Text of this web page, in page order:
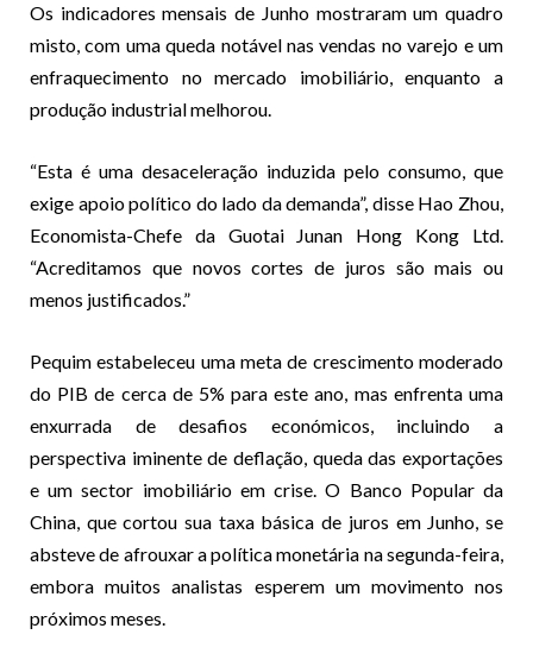
Os indicadores mensais de Junho mostraram um quadro
misto, com uma queda notável nas vendas no varejo e um
enfraquecimento no mercado imobiliário, enquanto a
produção industrial melhorou.
“Esta é uma desaceleração induzida pelo consumo, que
exige apoio político do lado da demanda”, disse Hao Zhou,
Economista-Chefe da Guotai Junan Hong Kong Ltd.
“Acreditamos que novos cortes de juros são mais ou
menos justificados.”
Pequim estabeleceu uma meta de crescimento moderado
do PIB de cerca de 5% para este ano, mas enfrenta uma
enxurrada de desafios económicos, incluindo a
perspectiva iminente de deflação, queda das exportações
e um sector imobiliário em crise. O Banco Popular da
China, que cortou sua taxa básica de juros em Junho, se
absteve de afrouxar a política monetária na segunda-feira,
embora muitos analistas esperem um movimento nos
próximos meses.